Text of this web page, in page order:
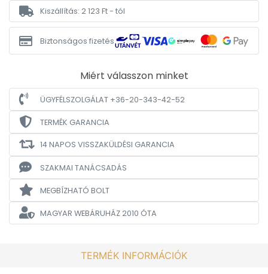
Kiszállítás: 2 123 Ft - tól
Biztonságos fizetés
Miért válasszon minket
ÜGYFÉLSZOLGÁLAT +36-20-343-42-52
TERMÉK GARANCIA
14 NAPOS VISSZAKÜLDÉSI GARANCIA
SZAKMAI TANÁCSADÁS
MEGBÍZHATÓ BOLT
MAGYAR WEBÁRUHÁZ2010 ÓTA
TERMÉK INFORMÁCIÓK